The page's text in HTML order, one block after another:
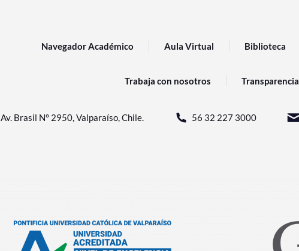
Navegador Académico Aula Virtual Biblioteca
Trabaja con nosotros Transparencia
Av. Brasil N° 2950, Valparaíso, Chile. 56 32 227 3000